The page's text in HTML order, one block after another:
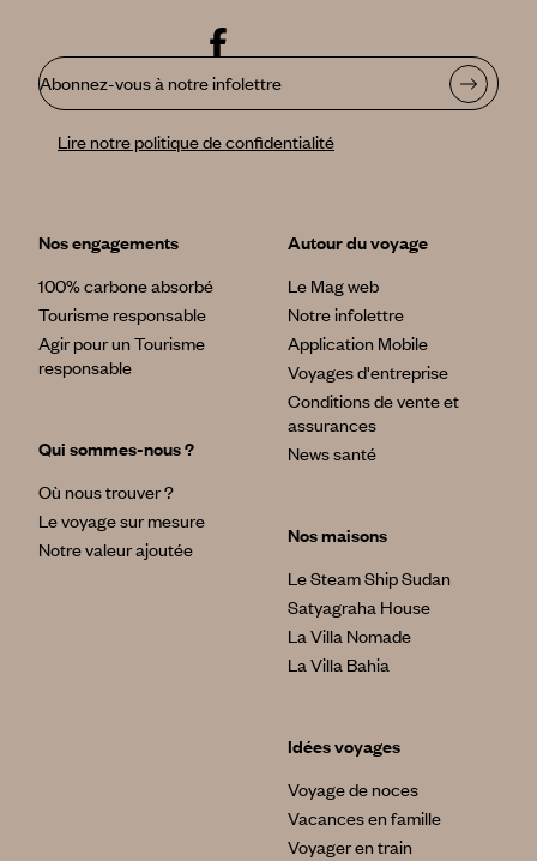
Abonnez-vous à notre infolettre
Lire notre politique de confidentialité
Nos engagements
100% carbone absorbé
Tourisme responsable
Agir pour un Tourisme
responsable
Qui sommes-nous ?
Où nous trouver ?
Le voyage sur mesure
Notre valeur ajoutée
Autour du voyage
Le Mag web
Notre infolettre
Application Mobile
Voyages d'entreprise
Conditions de vente et
assurances
News santé
Nos maisons
Le Steam Ship Sudan
Satyagraha House
La Villa Nomade
La Villa Bahia
Idées voyages
Voyage de noces
Vacances en famille
Voyager en train